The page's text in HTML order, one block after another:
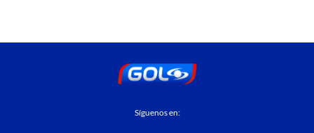
Síguenos en: